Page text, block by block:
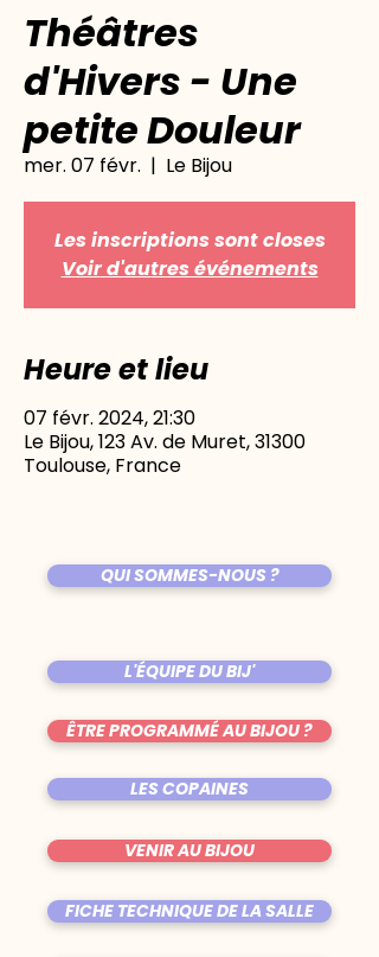
Théâtres
d'Hivers - Une
petite Douleur
mer. 07 févr.
  |
Le Bijou
Les inscriptions sont closes
Voir d'autres événements
Heure et lieu
07 févr. 2024, 21:30
Le Bijou, 123 Av. de Muret, 31300
Toulouse, France
QUI SOMMES-NOUS ?
L'ÉQUIPE DU BIJ'
ÊTRE PROGRAMMÉ AU BIJOU ?
LES COPAINES
VENIR AU BIJOU
FICHE TECHNIQUE DE LA SALLE